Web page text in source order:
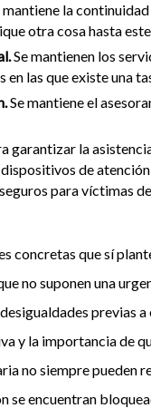
la
otra cosa hasta
Se mantienen los
en las que existe una
Se mantiene el
garantizar la
de
para víctimas
concretas que sí
no suponen una
previas
y la importancia de
no siempre pueden
se encuentran